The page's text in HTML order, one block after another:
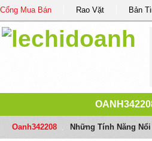
Cổng Mua Bán Rao Vặt Bản
Oanh342208 Những Tính Năng